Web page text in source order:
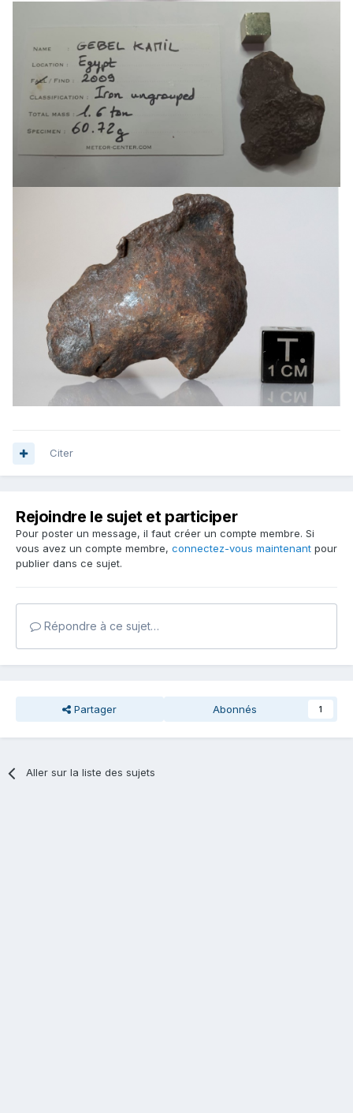
Citer
Rejoindre le sujet et participer
Pour poster un message, il faut créer un compte membre. Si
vous avez un compte membre, connectez-vous maintenant pour
publier dans ce sujet.
Répondre à ce sujet…
Partager Abonnés 1
Aller sur la liste des sujets